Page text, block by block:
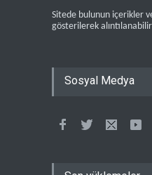
Sitede bulunun içerikler
gösterilerek
Sosyal Medya